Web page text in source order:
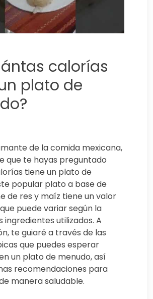
calorías
plato de
de la comida mexicana,
que te hayas preguntado
tiene un plato de
popular plato a base de
de res y maíz tiene un valor
puede variar según la
ingredientes utilizados. A
te guiaré a través de las
que puedes esperar
un plato de menudo, así
recomendaciones para
manera saludable.